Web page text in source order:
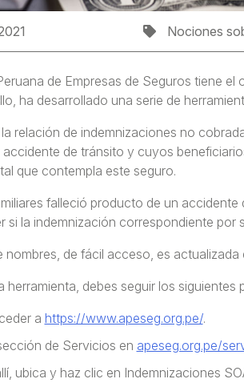
Nociones
de Empresas de Seguros tiene
ha desarrollado una serie de
relación de indemnizaciones no
de tránsito y cuyos
que contempla este seguro.
falleció producto de un
si la indemnización correspondiente por
nombres, de fácil acceso, es
herramienta, debes seguir los siguientes
a https://www.apeseg.org.pe/.
de Servicios en apeseg.org.pe/
ubica y haz clic en Indemnizaciones